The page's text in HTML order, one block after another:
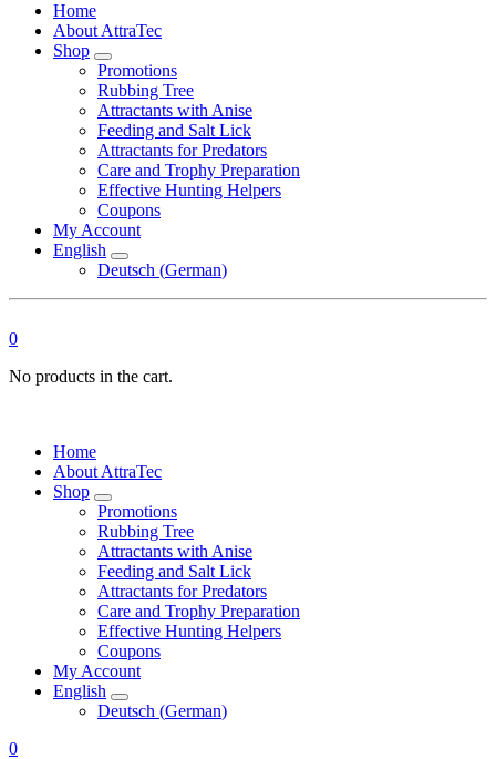
Home
About AttraTec
Shop
Promotions
Rubbing Tree
Attractants with Anise
Feeding and Salt Lick
Attractants for Predators
Care and Trophy Preparation
Effective Hunting Helpers
Coupons
My Account
English
Deutsch (German)
0
No products in the cart.
Home
About AttraTec
Shop
Promotions
Rubbing Tree
Attractants with Anise
Feeding and Salt Lick
Attractants for Predators
Care and Trophy Preparation
Effective Hunting Helpers
Coupons
My Account
English
Deutsch (German)
0